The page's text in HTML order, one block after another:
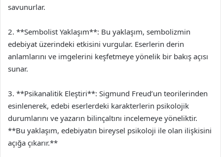
savunurlar.
2. **Sembolist Yaklaşım**: Bu yaklaşım, sembolizmin
edebiyat üzerindeki etkisini vurgular. Eserlerin derin
anlamlarını ve imgelerini keşfetmeye yönelik bir bakış açısı
sunar.
3. **Psikanalitik Eleştiri**: Sigmund Freud’un teorilerinden
esinlenerek, edebi eserlerdeki karakterlerin psikolojik
durumlarını ve yazarın bilinçaltını incelemeye yöneliktir.
**Bu yaklaşım, edebiyatın bireysel psikoloji ile olan ilişkisini
açığa çıkarır.**